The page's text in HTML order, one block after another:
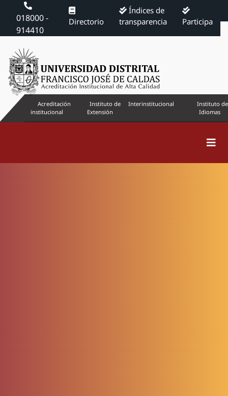
018000 -
914410
Directorio
Índices de
transparencia
Participa
Acreditación
institucional
Instituto de
Extensión
Interinstitucional
Instituto de
Idiomas